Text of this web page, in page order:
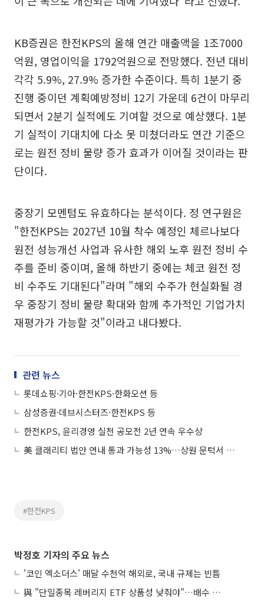
KB증권은 한전KPS의 올해 연간 매출액을 1조7000
억원, 영업이익을 1792억원으로 전망했다. 전년 대비
각각 5.9%, 27.9% 증가한 수준이다. 특히 1분기 중
진행 중이던 계획예방정비 12기 가운데 6건이 마무리
되면서 2분기 실적에도 기여할 것으로 예상했다. 1분
기 실적이 기대치에 다소 못 미쳤더라도 연간 기준으
로는 원전 정비 물량 증가 효과가 이어질 것이라는 판
단이다.
중장기 모멘텀도 유효하다는 분석이다. 정 연구원은
"한전KPS는 2027년 10월 착수 예정인 체르나보다
원전 성능개선 사업과 유사한 해외 노후 원전 정비 수
주를 준비 중이며, 올해 하반기 중에는 체코 원전 정
비 수주도 기대된다"라며 "해외 수주가 현실화될 경
우 중장기 정비 물량 확대와 함께 추가적인 기업가치
재평가가 가능할 것"이라고 내다봤다.
관련 뉴스
롯데쇼핑·기아·한전KPS·한화오션 등
삼성증권·데브시스터즈·한전KPS 등
한전KPS, 윤리경영 실천 공모전 2년 연속 우수상
美 클래리티 법안 연내 통과 가능성 13%…상원 문턱서 제동
#한전KPS
박정호 기자의 주요 뉴스
'코인 엑소더스' 매달 수천억 해외로, 국내 규제는 빈틈
與 "단일종목 레버리지 ETF 상품성 낮춰야"…배수 조정안도 거론